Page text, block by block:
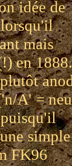
idée de
mais
en 1888.
A' =
simple
FK96